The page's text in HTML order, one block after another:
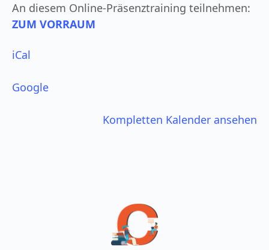
An diesem Online-Präsenztraining teilnehmen:
ZUM VORRAUM
iCal
Google
Kompletten Kalender ansehen